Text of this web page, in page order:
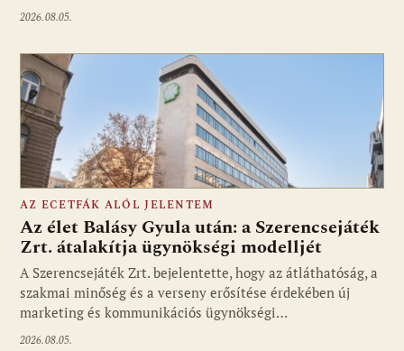
2026.08.05.
Fotó: media1.hu
AZ ECETFÁK ALÓL JELENTEM
Az élet Balásy Gyula után: a Szerencsejáték
Zrt. átalakítja ügynökségi modelljét
A Szerencsejáték Zrt. bejelentette, hogy az átláthatóság, a
szakmai minőség és a verseny erősítése érdekében új
marketing és kommunikációs ügynökségi…
2026.08.05.